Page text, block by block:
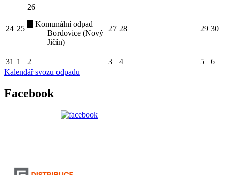
24 25
26
Komunální odpad
Bordovice (Nový
Jičín)
27 28 29 30
31 1 2 3 4 5
6
Kalendář svozu odpadu
Facebook